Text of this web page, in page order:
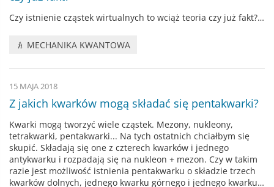
Czy istnienie cząstek wirtualnych to wciąż teoria czy już fakt?…
MECHANIKA KWANTOWA
15 MAJA 2018
Z jakich kwarków mogą składać się pentakwarki?
Kwarki mogą tworzyć wiele cząstek. Mezony, nukleony,
tetrakwarki, pentakwarki... Na tych ostatnich chciałbym się
skupić. Składają się one z czterech kwarków i jednego
antykwarku i rozpadają się na nukleon + mezon. Czy w takim
razie jest możliwość istnienia pentakwarku o składzie trzech
kwarków dolnych, jednego kwarku górnego i jednego kwarku…